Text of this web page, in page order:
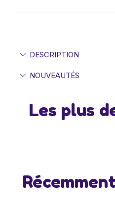
DESCRIPTION
NOUVEAUTÉS
Les plus